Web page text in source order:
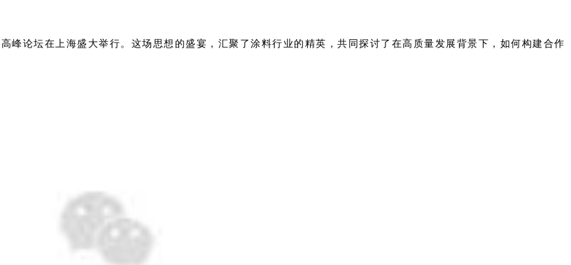
峰论坛在上海盛大举行。这场思想的盛宴，汇聚了涂料行业的精英，共同探讨了在高质量发展背景下，如何构建合作